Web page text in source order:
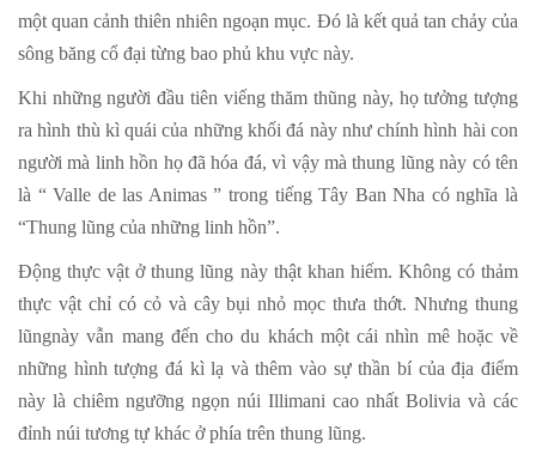
một quan cảnh thiên nhiên ngoạn mục. Đó là kết quả tan chảy của
sông băng cổ đại từng bao phủ khu vực này.
Khi những người đầu tiên viếng thăm thũng này, họ tưởng tượng
ra hình thù kì quái của những khối đá này như chính hình hài con
người mà linh hồn họ đã hóa đá, vì vậy mà thung lũng này có tên
là “ Valle de las Animas ” trong tiếng Tây Ban Nha có nghĩa là
“Thung lũng của những linh hồn”.
Động thực vật ở thung lũng này thật khan hiếm. Không có thảm
thực vật chỉ có cỏ và cây bụi nhỏ mọc thưa thớt. Nhưng thung
lũngnày vẫn mang đến cho du khách một cái nhìn mê hoặc về
những hình tượng đá kì lạ và thêm vào sự thần bí của địa điểm
này là chiêm ngưỡng ngọn núi Illimani cao nhất Bolivia và các
đỉnh núi tương tự khác ở phía trên thung lũng.